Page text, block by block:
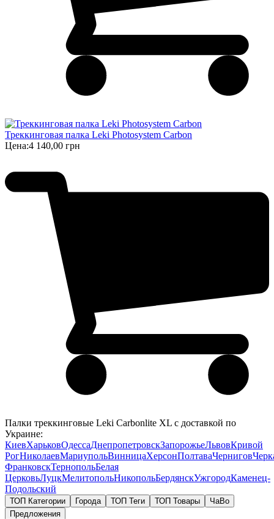
Треккинговая палка Leki Photosystem Carbon
Цена:4 140,00 грн
Палки треккинговые Leki Carbonlite XL с доставкой по
Украине:
КиевХарьковОдессаДнепропетровскЗапорожьеЛьвовКривой
РогНиколаевМариупольВинницаХерсонПолтаваЧернигов
ФранковскТернопольБелая
ЦерковьЛуцкМелитопольНикопольБердянскУжгородКаменец-
Подольский
ТОП Категории Города ТОП Теги ТОП Товары
ЧаВо
Предложения